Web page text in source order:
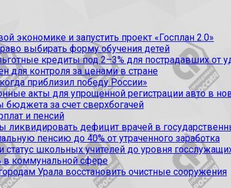
экономике и запустить проект «Госплан 2.0»
выбирать форму обучения детей
кредиты под 2–3% для пострадавших от
для контроля за ценами в стране
приблизил победу России»
акты для упрощенной регистрации авто в
за счет сверхбогачей
и пенсий
дефицит врачей в
пенсию до 40% от утраченного заработка
школьных учителей до уровня
в коммунальной сфере
Урала восстановить очистные сооружения